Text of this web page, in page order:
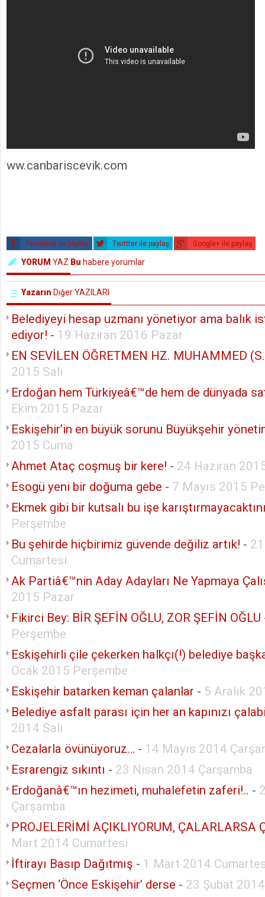
ww.canbariscevik.com
Facebook ile paylaş Twittter ile paylaş Google+ ile paylaş
YORUM YAZ Bu habere yorumlar
Yazarın Diğer YAZILARI
Belediyeyi hesap uzmanı yönetiyor ama balık
ediyor! - 19 Haziran 2016 Pazar
EN SEVİLEN ÖĞRETMEN HZ. MUHAMMED
2015 Salı
Erdoğan hem Türkiyeâ€™de hem de dünyada
Ekim 2015 Pazar
Eskişehir’in en büyük sorunu Büyükşehir
2015 Cuma
Ahmet Ataç coşmuş bir kere! - 24 Haziran
Esogü yeni bir doğuma gebe - 7 Mayıs 2015
Ekmek gibi bir kutsalı bu işe
Perşembe
Bu şehirde hiçbirimiz güvende değiliz artık! -
Cumartesi
Ak Partiâ€™nin Aday Adayları Ne Yapmaya
2015 Pazar
Fikirci Bey: BİR ŞEFİN OĞLU, ZOR ŞEFİN OĞLU
Perşembe
Eskişehirli çile çekerken halkçı(!) belediye
Ocak 2015 Perşembe
Eskişehir batarken keman çalanlar - 5 Aralık
Belediye asfalt parası için her an kapınızı
2014 Salı
Cezalarla övünüyoruz… - 14 Mayıs 2014
Esrarengiz sıkıntı - 23 Nisan 2014 Çarşamba
Erdoğanâ€™ın hezimeti, muhalefetin zaferi!.. -
Çarşamba
PROJELERİMİ AÇIKLIYORUM, ÇALARLARSA
Mart 2014 Cumartesi
İftirayı Basıp Dağıtmış - 1 Mart 2014
Seçmen ‘Önce Eskişehir’ derse - 23 Şubat